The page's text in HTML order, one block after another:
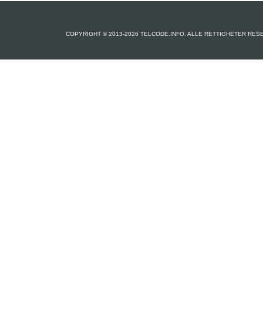
COPYRIGHT © 2013-2026 TELCODE.INFO. ALLE RETTIGHETER